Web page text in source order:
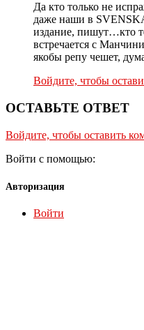
Да кто только не
даже наши в
издание, пишут…кто
встречается с
якобы репу чешет,
Войдите, чтобы
ОСТАВЬТЕ ОТВЕТ
Войдите, чтобы оставить
Войти с помощью:
Авторизация
Войти